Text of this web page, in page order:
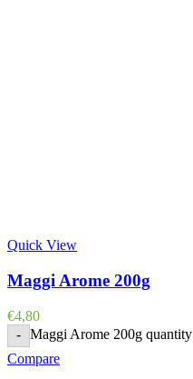
Quick View
Maggi Arome 200g
€4,80
- Maggi Arome 200g quantity
Compare